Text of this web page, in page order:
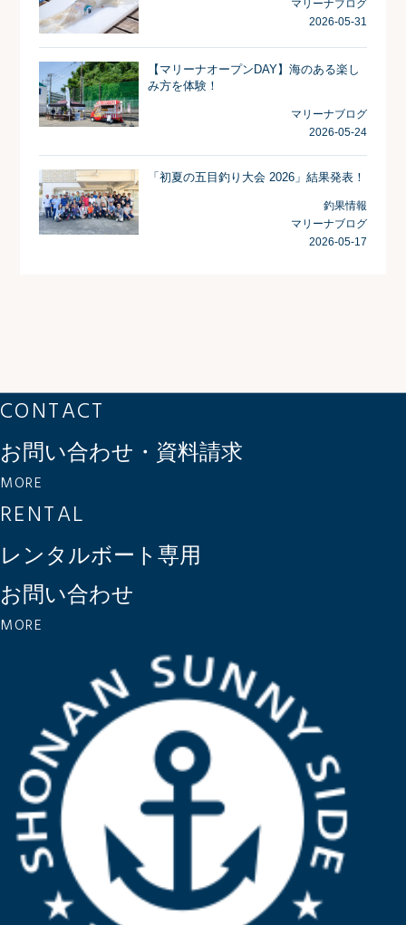
マリーナブログ
2026-05-31
【マリーナオープンDAY】海のある楽し
み方を体験！
マリーナブログ
2026-05-24
「初夏の五目釣り大会 2026」結果発表！
釣果情報
マリーナブログ
2026-05-17
CONTACT
お問い合わせ・資料請求
MORE
RENTAL
レンタルボート専用
お問い合わせ
MORE